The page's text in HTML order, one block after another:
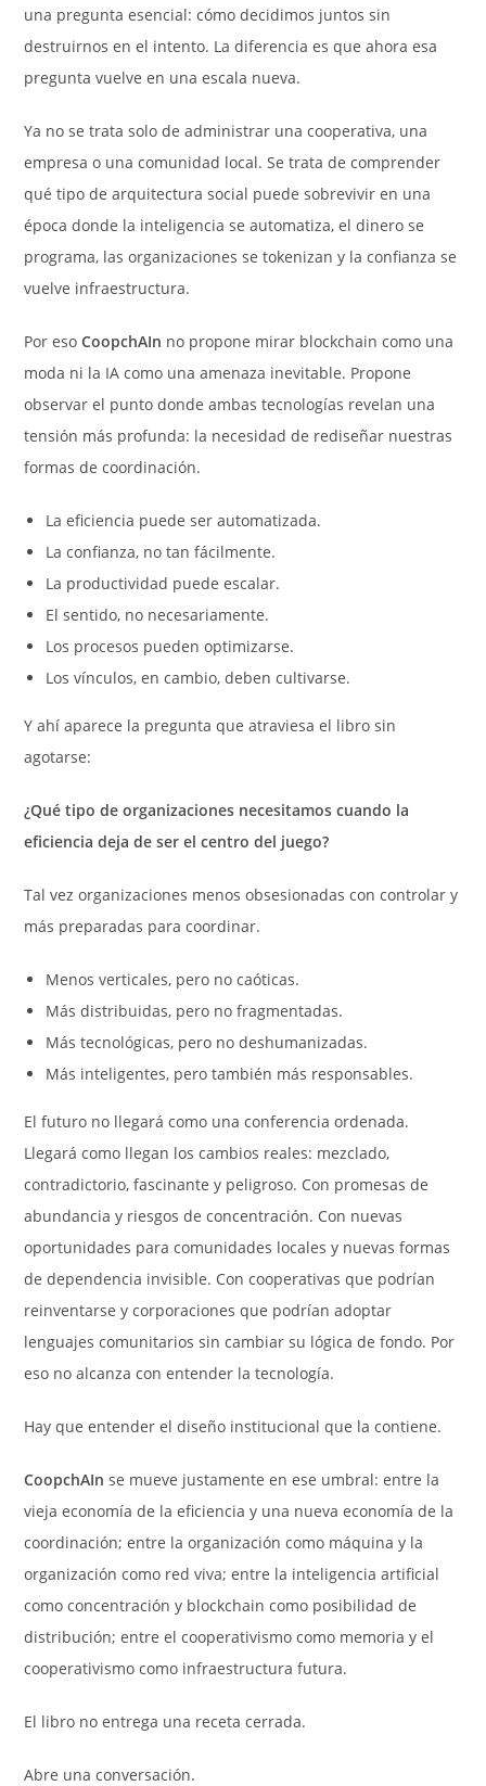
una pregunta esencial: cómo decidimos juntos sin
destruirnos en el intento. La diferencia es que ahora esa
pregunta vuelve en una escala nueva.
Ya no se trata solo de administrar una cooperativa, una
empresa o una comunidad local. Se trata de comprender
qué tipo de arquitectura social puede sobrevivir en una
época donde la inteligencia se automatiza, el dinero se
programa, las organizaciones se tokenizan y la confianza se
vuelve infraestructura.
Por esoCoopchAIn no propone mirar blockchain como una
moda ni la IA como una amenaza inevitable. Propone
observar el punto donde ambas tecnologías revelan una
tensión más profunda: la necesidad de rediseñar nuestras
formas de coordinación.
La eficiencia puede ser automatizada.
La confianza, no tan fácilmente.
La productividad puede escalar.
El sentido, no necesariamente.
Los procesos pueden optimizarse.
Los vínculos, en cambio, deben cultivarse.
Y ahí aparece la pregunta que atraviesa el libro sin
agotarse:
¿Qué tipo de organizaciones necesitamos cuando la
eficiencia deja de ser el centro del juego?
Tal vez organizaciones menos obsesionadas con controlar y
más preparadas para coordinar.
Menos verticales, pero no caóticas.
Más distribuidas, pero no fragmentadas.
Más tecnológicas, pero no deshumanizadas.
Más inteligentes, pero también más responsables.
El futuro no llegará como una conferencia ordenada.
Llegará como llegan los cambios reales: mezclado,
contradictorio, fascinante y peligroso. Con promesas de
abundancia y riesgos de concentración. Con nuevas
oportunidades para comunidades locales y nuevas formas
de dependencia invisible. Con cooperativas que podrían
reinventarse y corporaciones que podrían adoptar
lenguajes comunitarios sin cambiar su lógica de fondo. Por
eso no alcanza con entender la tecnología.
Hay que entender el diseño institucional que la contiene.
CoopchAIn se mueve justamente en ese umbral: entre la
vieja economía de la eficiencia y una nueva economía de la
coordinación; entre la organización como máquina y la
organización como red viva; entre la inteligencia artificial
como concentración y blockchain como posibilidad de
distribución; entre el cooperativismo como memoria y el
cooperativismo como infraestructura futura.
El libro no entrega una receta cerrada.
Abre una conversación.